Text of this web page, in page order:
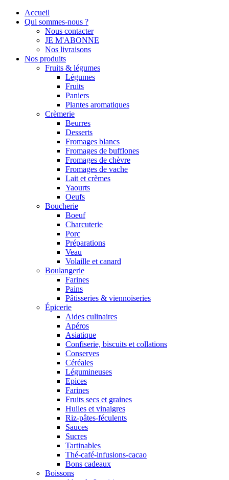
Accueil
Qui sommes-nous ?
Nous contacter
JE M'ABONNE
Nos livraisons
Nos produits
Fruits & légumes
Légumes
Fruits
Paniers
Plantes aromatiques
Crèmerie
Beurres
Desserts
Fromages blancs
Fromages de bufflones
Fromages de chèvre
Fromages de vache
Lait et crèmes
Yaourts
Oeufs
Boucherie
Boeuf
Charcuterie
Porc
Préparations
Veau
Volaille et canard
Boulangerie
Farines
Pains
Pâtisseries & viennoiseries
Épicerie
Aides culinaires
Apéros
Asiatique
Confiserie, biscuits et collations
Conserves
Céréales
Légumineuses
Epices
Farines
Fruits secs et graines
Huiles et vinaigres
Riz-pâtes-féculents
Sauces
Sucres
Tartinables
Thé-café-infusions-cacao
Bons cadeaux
Boissons